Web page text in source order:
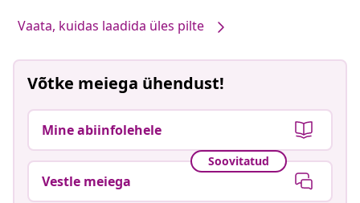
Vaata, kuidas laadida üles pilte
Võtke meiega ühendust!
Mine abiinfolehele
Soovitatud
Vestle meiega